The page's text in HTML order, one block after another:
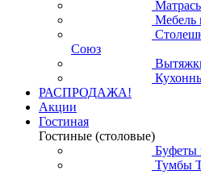
Мебель
Союз
РАСПРОДАЖА!
Акции
Гостиная
Гостиные (столовые)
Буфеты
Тумбы